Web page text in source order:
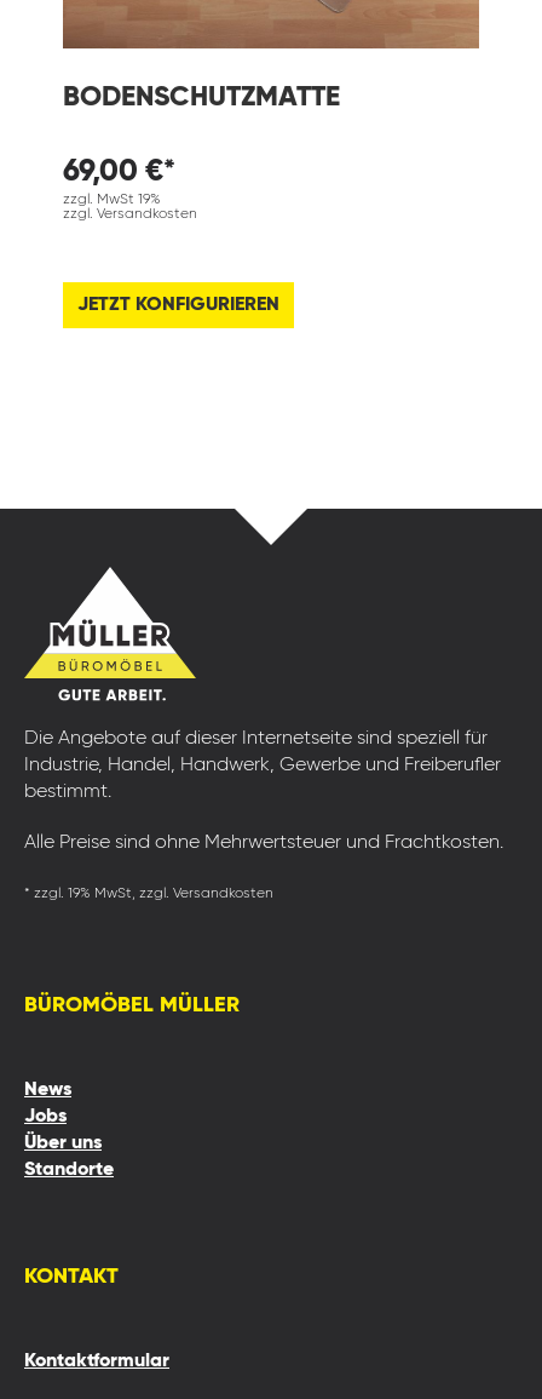
BODENSCHUTZMATTE
69,00 €*
zzgl. MwSt 19%
zzgl. Versandkosten
JETZT KONFIGURIEREN
Die Angebote auf dieser Internetseite sind speziell für
Industrie, Handel, Handwerk, Gewerbe und Freiberufler
bestimmt.
Alle Preise sind ohne Mehrwertsteuer und Frachtkosten.
* zzgl. 19% MwSt, zzgl. Versandkosten
BÜROMÖBEL MÜLLER
News
Jobs
Über uns
Standorte
KONTAKT
Kontaktformular